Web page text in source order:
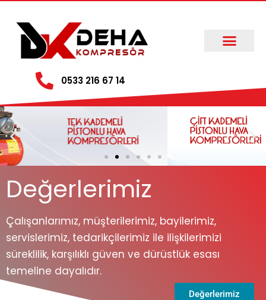
0533 216 67 14
Değerlerimiz
Çalışanlarımız, müşterilerimiz, bayilerimiz,
servislerimiz, tedarikçilerimiz ile ilişkilerimizi
süreklilik, karşılıklı güven ve dürüstlük esası
temeline dayalıdır.
Değerlerimiz